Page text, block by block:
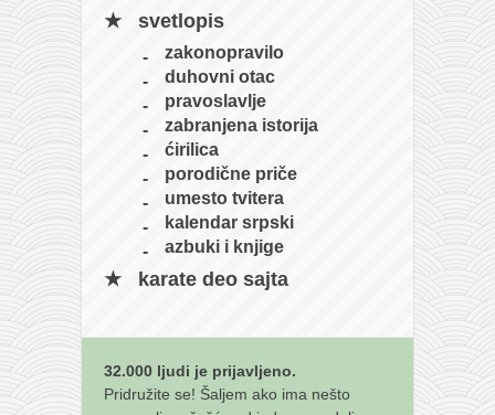
svetlopis
zakonopravilo
duhovni otac
pravoslavlje
zabranjena istorija
ćirilica
porodične priče
umesto tvitera
kalendar srpski
azbuki i knjige
karate deo sajta
32.000 ljudi je prijavljeno.
Pridružite se! Šaljem ako ima nešto